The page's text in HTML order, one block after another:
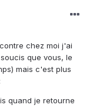
chez moi j'ai
que vous, le
mais c'est plus
quand je retourne